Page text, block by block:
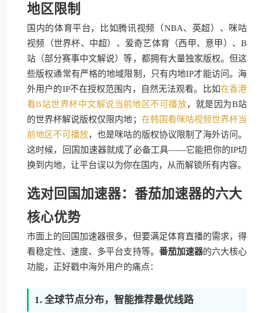
地区限制
国内的体育平台，比如腾讯视频（NBA、英超）、咪咕
视频（世界杯、中超）、爱奇艺体育（西甲、意甲）、B
站（部分赛事中文解说）等，都拥有大量独家版权。但这
些版权通常有严格的地域限制，只有内地IP才能访问。海
外用户的IP不在授权范围内，自然无法观看。比如在香港
看B站世界杯中文解说当前地区不可播放，就是因为B站
的世界杯解说版权仅限内地； 在韩国看咪咕视频世界杯当
前地区不可播放，也是咪咕的版权协议限制了海外访问。
这时候，回国加速器就成了必备工具——它能把你的IP切
换到内地，让平台误以为你在国内，从而解锁所有内容。
选对回国加速器：番茄加速器的六大
核心优势
市面上的回国加速器很多，但要满足体育直播的需求，得
看稳定性、速度、多平台支持等。 番茄加速器的六大核心
功能，正好戳中海外用户的痛点：
1. 全球节点分布，智能推荐最优线路